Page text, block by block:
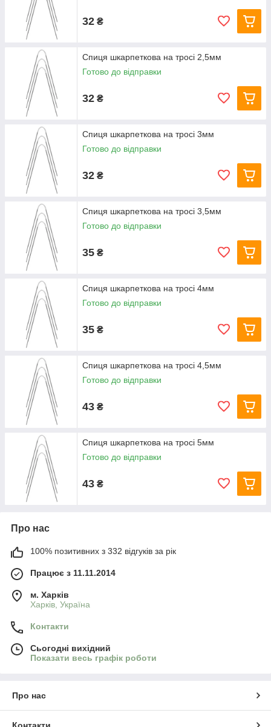
32 ₴
Спиця шкарпеткова на тросі 2,5мм
Готово до відправки
32 ₴
Спиця шкарпеткова на тросі 3мм
Готово до відправки
32 ₴
Спиця шкарпеткова на тросі 3,5мм
Готово до відправки
35 ₴
Спиця шкарпеткова на тросі 4мм
Готово до відправки
35 ₴
Спиця шкарпеткова на тросі 4,5мм
Готово до відправки
43 ₴
Спиця шкарпеткова на тросі 5мм
Готово до відправки
43 ₴
Про нас
100% позитивних з 332 відгуків за рік
Працює з 11.11.2014
м. Харків
Харків, Україна
Контакти
Сьогодні вихідний
Показати весь графік роботи
Про нас